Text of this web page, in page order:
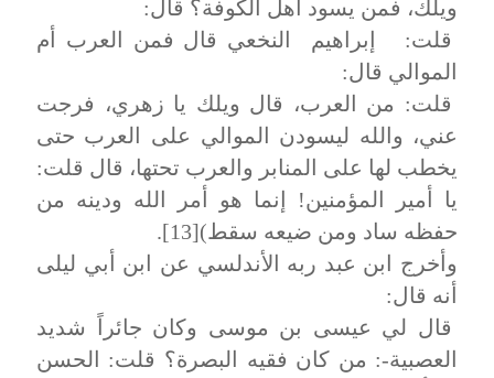
ويلك، فمن يسود أهل الكوفة؟ قال:
قلت: إبراهيم النخعي قال فمن العرب أم
الموالي قال:
قلت: من العرب، قال ويلك يا زهري، فرجت
عني، والله ليسودن الموالي على العرب حتى
يخطب لها على المنابر والعرب تحتها، قال قلت:
يا أمير المؤمنين! إنما هو أمر الله ودينه من
حفظه ساد ومن ضيعه سقط)[13].
وأخرج ابن عبد ربه الأندلسي عن ابن أبي ليلى
أنه قال:
قال لي عيسى بن موسى وكان جائراً شديد
العصبية-: من كان فقيه البصرة؟ قلت: الحسن